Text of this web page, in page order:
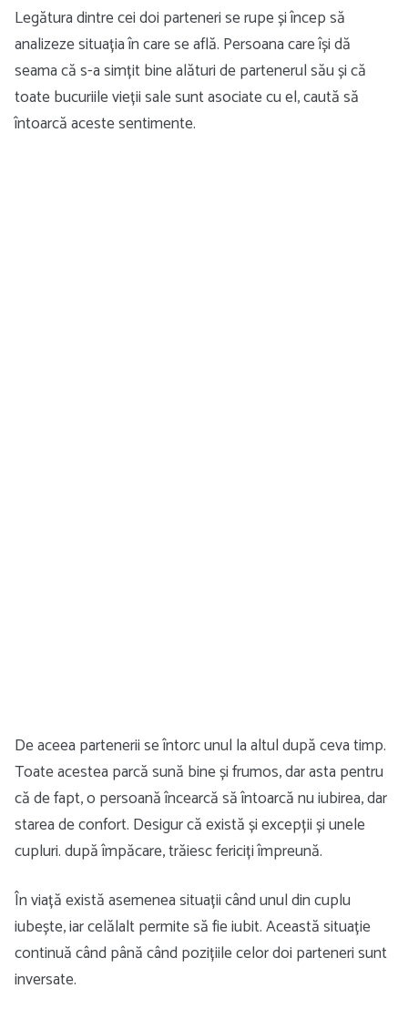
Legătura dintre cei doi parteneri se rupe și încep să
analizeze situația în care se află. Persoana care își dă
seama că s-a simțit bine alături de partenerul său și că
toate bucuriile vieții sale sunt asociate cu el, caută să
întoarcă aceste sentimente.
De aceea partenerii se întorc unul la altul după ceva timp.
Toate acestea parcă sună bine și frumos, dar asta pentru
că de fapt, o persoană încearcă să întoarcă nu iubirea, dar
starea de confort. Desigur că există și excepții și unele
cupluri. după împăcare, trăiesc fericiți împreună.
În viață există asemenea situații când unul din cuplu
iubește, iar celălalt permite să fie iubit. Această situație
continuă când până când pozițiile celor doi parteneri sunt
inversate.